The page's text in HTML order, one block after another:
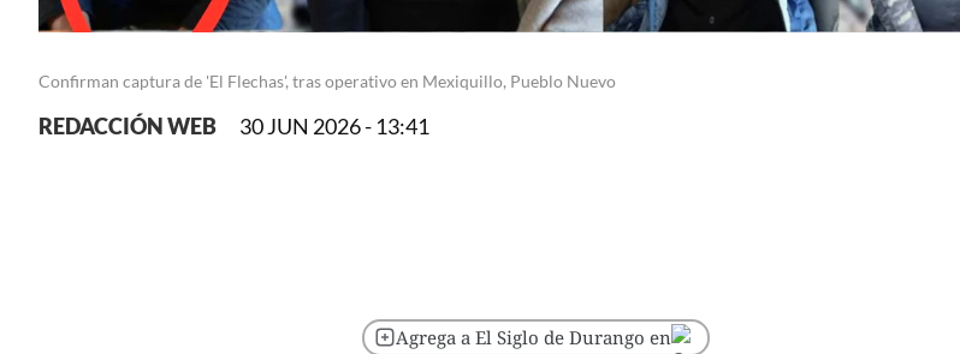
Confirman captura de 'El Flechas', tras operativo en Mexiquillo, Pueblo Nuevo
REDACCIÓN WEB 30 JUN 2026 - 13:41
Agrega a El Siglo de Durango en